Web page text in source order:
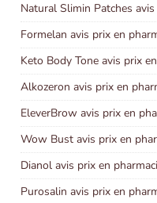
Natural Slimin Patches
Formelan avis prix en
Keto Body Tone avis prix
Alkozeron avis prix en
EleverBrow avis prix en
Wow Bust avis prix en
Dianol avis prix en
Purosalin avis prix en